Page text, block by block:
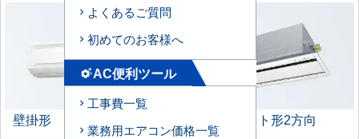
壁掛形 天井カセット形2方向
よくあるご質問
初めてのお客様へ
settings_suggestAC便利ツール
工事費一覧
業務用エアコン価格一覧